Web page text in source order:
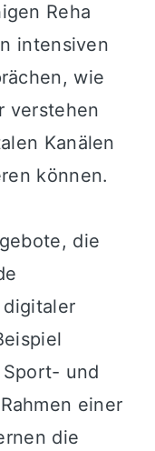
Reha
intensiven
wie
verstehen
Kanälen
können.
die
und
einer
die